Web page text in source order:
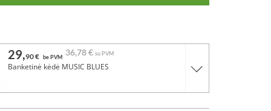
29,90 € be PVM 36,78 € su PVM
Banketinė kėdė MUSIC BLUES